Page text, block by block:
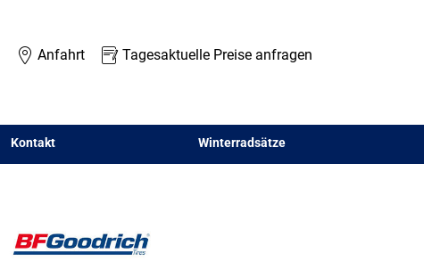
Anfahrt Tagesaktuelle Preise anfragen
Kontakt Winterradsätze